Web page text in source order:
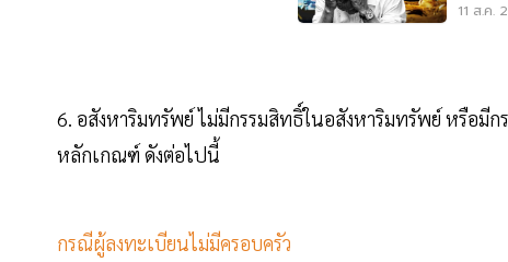
11 ส.ค.
6. อสังหาริมทรัพย์ ไม่มีกรรมสิทธิ์ในอสังหาริมทรัพย์ หรือมี
หลักเกณฑ์ ดังต่อไปนี้
กรณีผู้ลงทะเบียนไม่มีครอบครัว